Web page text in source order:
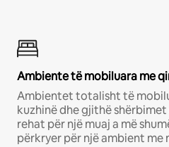
Ambiente të mobiluara me
Ambientet totalisht të
kuzhinë dhe gjithë
rehat për një muaj a më
përkryer për një ambient me